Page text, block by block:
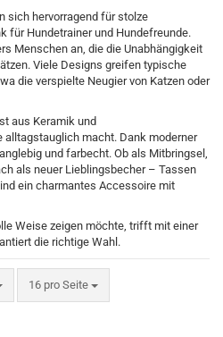
sich hervorragend für stolze
für Hundetrainer und Hundefreunde.
Menschen an, die die Unabhängigkeit
Viele Designs greifen typische
die verspielte Neugier von Katzen oder
aus Keramik und
macht. Dank moderner
und farbecht. Ob als Mitbringsel,
als neuer Lieblingsbecher – Tassen
ein charmantes Accessoire mit
Weise zeigen möchte, trifft mit einer
die richtige Wahl.
16 pro Seite
pro Seite